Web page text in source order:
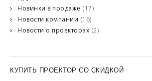
Новинки в продаже (17)
Новости компании (16)
Новости о проекторах (2)
КУПИТЬ ПРОЕКТОР СО СКИДКОЙ